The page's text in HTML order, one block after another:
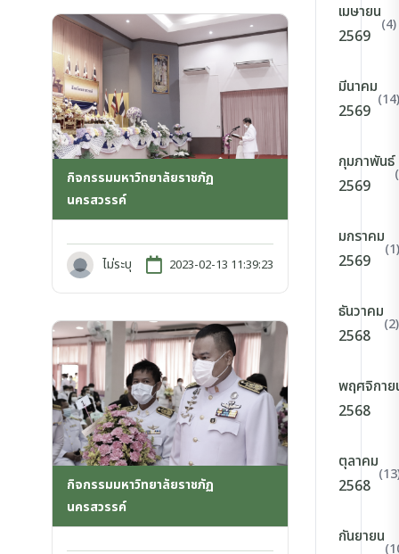
กิจกรรมมหาวิทยาลัยราชภัฏ
นครสวรรค์
ไม่ระบุ 2023-02-13 11:39:23
กิจกรรมมหาวิทยาลัยราชภัฏ
นครสวรรค์
เมษายน
2569
(4)
มีนาคม
2569
(14)
กุมภาพันธ์
2569
มกราคม
2569
(1)
ธันวาคม
2568
(2)
พฤศจิกาย
2568
ตุลาคม
2568
กันยายน